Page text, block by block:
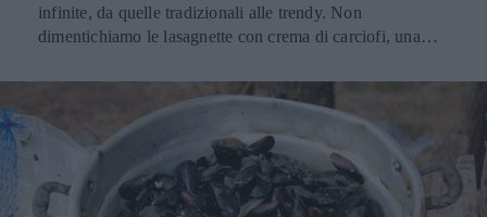
infinite, da quelle tradizionali alle trendy. Non
dimentichiamo le lasagnette con crema di carciofi, una
veloce da preparare se non volete stare troppo ai fornelli. E
se vogliamo proprio i cannelloni, anche una variante dei
cannelloni con spinaci e prosciutto. La ricetta di oggi è
quella della nonna. Ma potete utilizzare anche i cannelloni
precotti, se non avete il tempo di cucinare i quadrati di
pasta fresca. Il risultato è ugualmente ottimo. Il vino